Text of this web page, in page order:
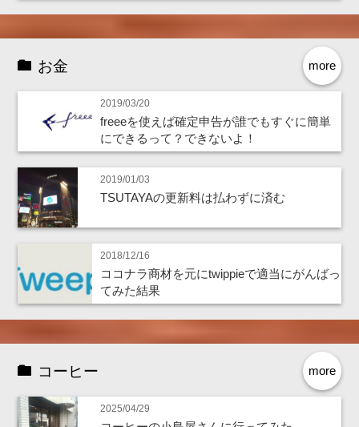
more
お金
2019/03/20
freeeを使えば確定申告が誰でもすぐに簡単
にできるって？できないよ！
2019/01/03
TSUTAYAの更新料は払わずに済む
2018/12/16
ココナラ商材を元にtwippieで適当にがんばっ
てみた結果
more
コーヒー
2025/04/29